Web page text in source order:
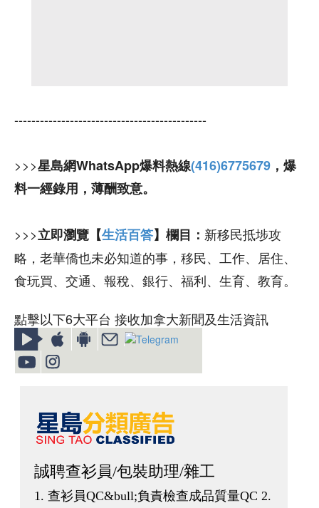
---------------------------------------------
>>>星島網WhatsApp爆料熱線(416)6775679 ，爆
料一經錄用，薄酬致意。
>>>立即瀏覽【生活百答】欄目： 新移民抵埗攻
略，老華僑也未必知道的事，移民、工作、居住、
食玩買、交通、報稅、銀行、福利、生育、教育。
點擊以下6大平台 接收加拿大新聞及生活資訊